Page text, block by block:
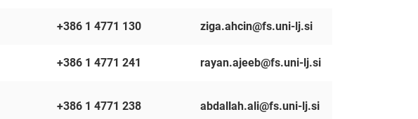
+386 1 4771 130 ziga.ahcin@fs.uni-lj.si
+386 1 4771 241 rayan.ajeeb@fs.uni-lj.si
+386 1 4771 238 abdallah.ali@fs.uni-lj.si